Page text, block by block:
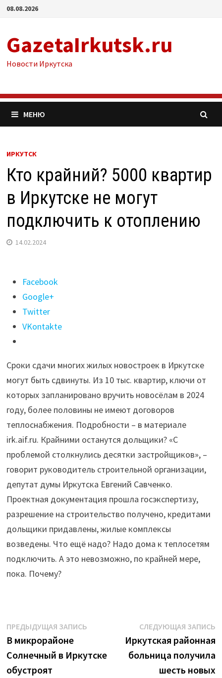
Перейти
08.08.2026
GazetaIrkutsk.ru
Новости Иркутска
МЕНЮ
ИРКУТСК
Кто крайний? 5000 квартир
в Иркутске не могут
подключить к отоплению
14.02.2024
Поделиться
"Кто
крайний?
5000
квартир
Иркутске
не
могут
подключить
к
отоплению"
Facebook
Google+
Twitter
VKontakte
Сроки сдачи многих жилых новостроек в Иркутске
могут быть сдвинуты. Из 10 тыс. квартир, ключи от
которых запланировано вручить новосёлам в 2024
году, более половины не имеют договоров
теплоснабжения. Подробности – в материале
irk.aif.ru. Крайними останутся дольщики? «С
проблемой столкнулись десятки застройщиков», –
говорит руководитель строительной организации,
депутат думы Иркутска Евгений Савченко.
Проектная документация прошла госэкспертизу,
разрешение на строительство получено, кредитами
дольщики придавлены, жилые комплексы
возведены. Что ещё надо? Надо дома к теплосетям
подключить. А это невозможно, по крайней мере,
пока. Почему?
Навигация
по
записям
ПРЕДЫДУЩАЯ ЗАПИСЬПредыдущая
В микрорайоне
Солнечный в Иркутске
обустроят
СЛЕДУЮЩАЯ ЗАПИСЬ
Иркутская районная
больница получила
шесть новых